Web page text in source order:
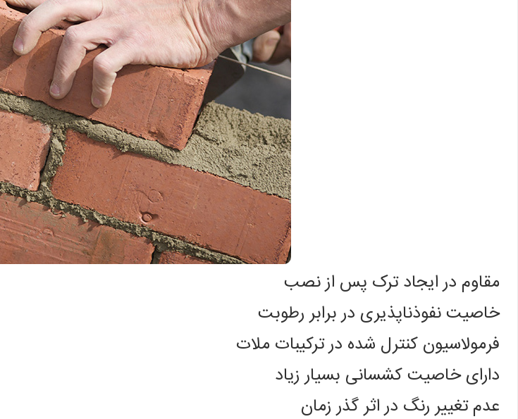
مقاوم در ایجاد ترک پس از نصب
خاصیت نفوذناپذیری در برابر رطوبت
فرمولاسیون کنترل شده در ترکیبات ملات
دارای خاصیت کشسانی بسیار زیاد
عدم تغییر رنگ در اثر گذر زمان